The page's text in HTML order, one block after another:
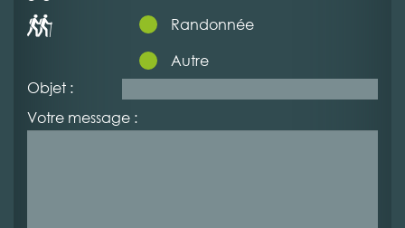
Randonnée
Autre
Objet :
Votre message :